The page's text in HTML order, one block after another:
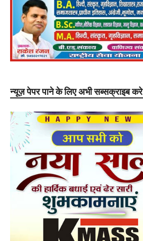
न्यूज़ पेपर पाने के लिए अभी सब्सक्राइब करे